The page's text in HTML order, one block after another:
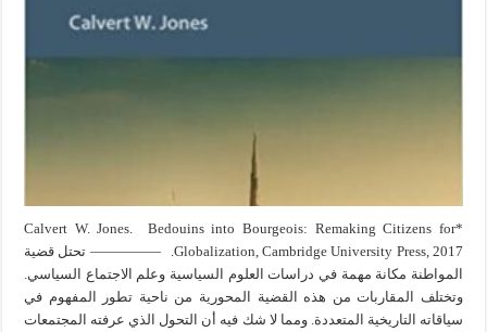
*Calvert W. Jones. Bedouins into Bourgeois: Remaking Citizens for
Globalization, Cambridge University Press, 2017. ————— تحتل قضية
المواطنة مكانة مهمة في دراسات العلوم السياسية وعلم الاجتماع السياسي.
وتختلف المقاربات من هذه القضية المحورية من ناحية تطور المفهوم في
سياقاته التاريخية المتعددة. ومما لا شك فيه أن التحول الذي عرفته المجتمعات